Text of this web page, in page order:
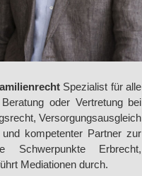
Spezialist für alle
oder Vertretung bei
Versorgungsausgleich
kompetenter Partner zur
Erbrecht,
Mediationen durch.